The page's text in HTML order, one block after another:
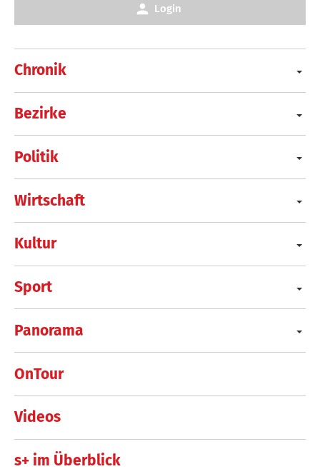
Chronik
Bezirke
Politik
Wirtschaft
Kultur
Sport
Panorama
OnTour
Videos
s+ im Überblick
Login